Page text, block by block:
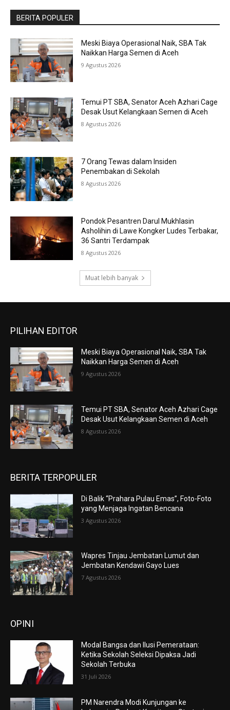
BERITA POPULER
Meski Biaya Operasional Naik, SBA Tak
Naikkan Harga Semen di Aceh
9 Agustus 2026
Temui PT SBA, Senator Aceh Azhari Cage
Desak Usut Kelangkaan Semen di Aceh
8 Agustus 2026
7 Orang Tewas dalam Insiden
Penembakan di Sekolah
8 Agustus 2026
Pondok Pesantren Darul Mukhlasin
Asholihin di Lawe Kongker Ludes Terbakar,
36 Santri Terdampak
8 Agustus 2026
Muat lebih banyak
PILIHAN EDITOR
Meski Biaya Operasional Naik, SBA Tak
Naikkan Harga Semen di Aceh
9 Agustus 2026
Temui PT SBA, Senator Aceh Azhari Cage
Desak Usut Kelangkaan Semen di Aceh
8 Agustus 2026
BERITA TERPOPULER
Di Balik “Prahara Pulau Emas”, Foto-Foto
yang Menjaga Ingatan Bencana
3 Agustus 2026
Wapres Tinjau Jembatan Lumut dan
Jembatan Kendawi Gayo Lues
7 Agustus 2026
OPINI
Modal Bangsa dan Ilusi Pemerataan:
Ketika Sekolah Seleksi Dipaksa Jadi
Sekolah Terbuka
31 Juli 2026
PM Narendra Modi Kunjungan ke